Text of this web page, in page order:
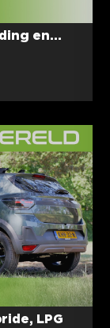
en...
LPG